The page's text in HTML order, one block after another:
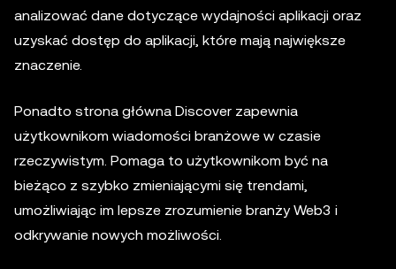
analizować dane dotyczące wydajności aplikacji oraz
uzyskać dostęp do aplikacji, które mają największe
znaczenie.
Ponadto strona główna Discover zapewnia
użytkownikom wiadomości branżowe w czasie
rzeczywistym. Pomaga to użytkownikom być na
bieżąco z szybko zmieniającymi się trendami,
umożliwiając im lepsze zrozumienie branży Web3 i
odkrywanie nowych możliwości.